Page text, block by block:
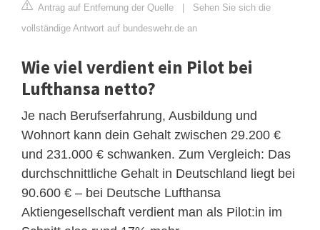
Antrag auf Entfernung der Quelle | Sehen Sie sich die
vollständige Antwort auf bundeswehr.de an
Wie viel verdient ein Pilot bei
Lufthansa netto?
Je nach Berufserfahrung, Ausbildung und
Wohnort kann dein Gehalt zwischen 29.200 €
und 231.000 € schwanken. Zum Vergleich: Das
durchschnittliche Gehalt in Deutschland liegt bei
90.600 € – bei Deutsche Lufthansa
Aktiengesellschaft verdient man als Pilot:in im